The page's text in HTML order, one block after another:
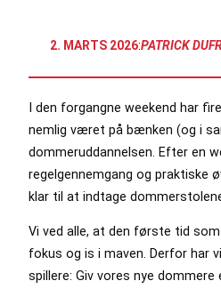
2. MARTS 2026:PATRICK
I den forgangne weekend har
nemlig været på bænken (og i
dommeruddannelsen. Efter en
regelgennemgang og praktiske
klar til at indtage
Vi ved alle, at den første tid
fokus og is i maven. Derfor har
spillere: Giv vores nye dommere